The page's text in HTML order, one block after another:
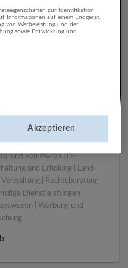
Salzburg
| Einzelhandel |
Versicherungsleistungen |
von Waren | IT-
und Erholung | Land-
| Rechtsberatung
Dienstleistungen |
| Werbung und
zur Identifikation
Informationen auf einem Endgerät.
von Werbeleistung und der
sowie Entwicklung und
Akzeptieren